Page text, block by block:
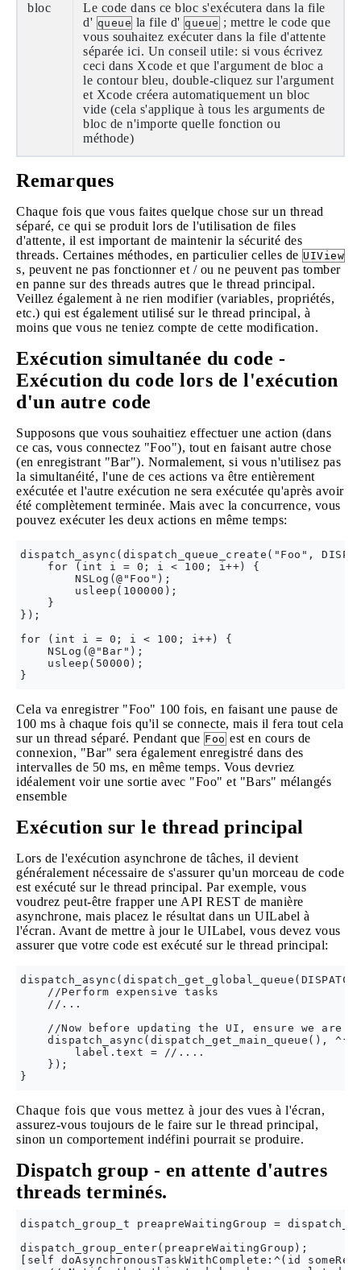
bloc
Le code dans ce bloc s'exécutera dans la file
d' queue la file d' queue ; mettre le code que
vous souhaitez exécuter dans la file d'attente
séparée ici. Un conseil utile: si vous écrivez
ceci dans Xcode et que l'argument de bloc a
le contour bleu, double-cliquez sur l'argument
et Xcode créera automatiquement un bloc
vide (cela s'applique à tous les arguments de
bloc de n'importe quelle fonction ou
méthode)
Remarques
Chaque fois que vous faites quelque chose sur un thread
séparé, ce qui se produit lors de l'utilisation de files
d'attente, il est important de maintenir la sécurité des
threads. Certaines méthodes, en particulier celles de UIView
s, peuvent ne pas fonctionner et / ou ne peuvent pas tomber
en panne sur des threads autres que le thread principal.
Veillez également à ne rien modifier (variables, propriétés,
etc.) qui est également utilisé sur le thread principal, à
moins que vous ne teniez compte de cette modification.
Exécution simultanée du code -
Exécution du code lors de l'exécution
d'un autre code
Supposons que vous souhaitiez effectuer une action (dans
ce cas, vous connectez "Foo"), tout en faisant autre chose
(en enregistrant "Bar"). Normalement, si vous n'utilisez pas
la simultanéité, l'une de ces actions va être entièrement
exécutée et l'autre exécution ne sera exécutée qu'après avoir
été complètement terminée. Mais avec la concurrence, vous
pouvez exécuter les deux actions en même temps:
dispatch_async(dispatch_queue_create("Foo",
    for (int i = 0; i < 100; i++) {
        NSLog(@"Foo");
        usleep(100000);
    }
});
for (int i = 0; i < 100; i++) {
    NSLog(@"Bar");
    usleep(50000);
Cela va enregistrer "Foo" 100 fois, en faisant une pause de
100 ms à chaque fois qu'il se connecte, mais il fera tout cela
sur un thread séparé. Pendant que Foo est en cours de
connexion, "Bar" sera également enregistré dans des
intervalles de 50 ms, en même temps. Vous devriez
idéalement voir une sortie avec "Foo" et "Bars" mélangés
ensemble
Exécution sur le thread principal
Lors de l'exécution asynchrone de tâches, il devient
généralement nécessaire de s'assurer qu'un morceau de code
est exécuté sur le thread principal. Par exemple, vous
voudrez peut-être frapper une API REST de manière
asynchrone, mais placez le résultat dans un UILabel à
l'écran. Avant de mettre à jour le UILabel, vous devez vous
assurer que votre code est exécuté sur le thread principal:
    //Perform expensive tasks
    //...
//Now before updating the UI, ensure we are
    dispatch_async(dispatch_get_main_queue(), ^{
        label.text = //....
    });
Chaque fois que vous mettez à jour des vues à l'écran,
assurez-vous toujours de le faire sur le thread principal,
sinon un comportement indéfini pourrait se produire.
Dispatch group - en attente d'autres
threads terminés.
dispatch_group_t preapreWaitingGroup =
dispatch_group_enter(preapreWaitingGroup);
[self doAsynchronousTaskWithComplete:^(id